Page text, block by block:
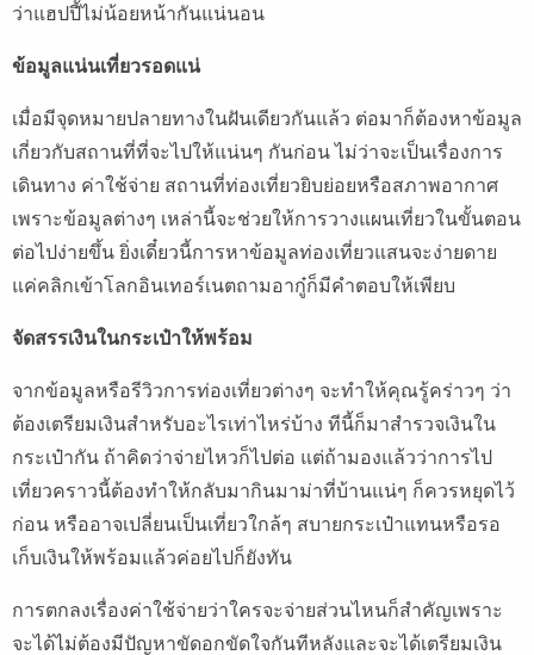
ว่าแฮปปี้ไม่น้อยหน้ากันแน่นอน
ข้อมูลแน่นเที่ยวรอดแน่
เมื่อมีจุดหมายปลายทางในฝันเดียวกันแล้ว ต่อมาก็ต้องหาข้อมูล
เกี่ยวกับสถานที่ที่จะไปให้แน่นๆ กันก่อน ไม่ว่าจะเป็นเรื่องการ
เดินทาง ค่าใช้จ่าย สถานที่ท่องเที่ยวยิบย่อยหรือสภาพอากาศ
เพราะข้อมูลต่างๆ เหล่านี้จะช่วยให้การวางแผนเที่ยวในขั้นตอน
ต่อไปง่ายขึ้น ยิ่งเดี๋ยวนี้การหาข้อมูลท่องเที่ยวแสนจะง่ายดาย
แค่คลิกเข้าโลกอินเทอร์เนตถามอากู๋ก็มีคำตอบให้เพียบ
จัดสรรเงินในกระเป๋าให้พร้อม
จากข้อมูลหรือรีวิวการท่องเที่ยวต่างๆ จะทำให้คุณรู้คร่าวๆ ว่า
ต้องเตรียมเงินสำหรับอะไรเท่าไหร่บ้าง ทีนี้ก็มาสำรวจเงินใน
กระเป๋ากัน ถ้าคิดว่าจ่ายไหวก็ไปต่อ แต่ถ้ามองแล้วว่าการไป
เที่ยวคราวนี้ต้องทำให้กลับมากินมาม่าที่บ้านแน่ๆ ก็ควรหยุดไว้
ก่อน หรืออาจเปลี่ยนเป็นเที่ยวใกล้ๆ สบายกระเป๋าแทนหรือรอ
เก็บเงินให้พร้อมแล้วค่อยไปก็ยังทัน
การตกลงเรื่องค่าใช้จ่ายว่าใครจะจ่ายส่วนไหนก็สำคัญเพราะ
จะได้ไม่ต้องมีปัญหาขัดอกขัดใจกันทีหลังและจะได้เตรียมเงิน